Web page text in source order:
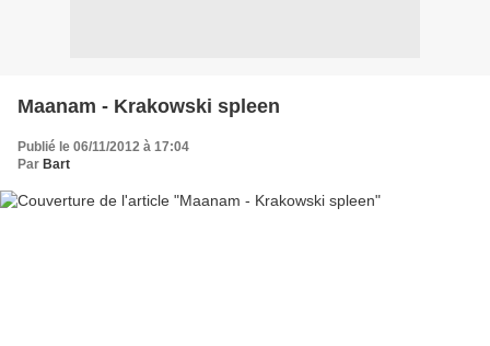
Maanam - Krakowski spleen
Publié le 06/11/2012 à 17:04
Par Bart